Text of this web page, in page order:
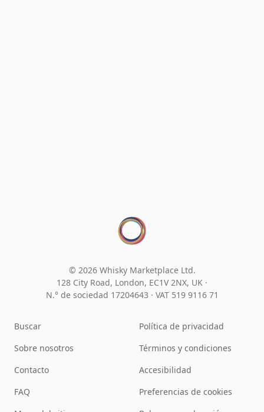
© 2026 Whisky Marketplace Ltd.
128 City Road, London, EC1V 2NX, UK ·
N.° de sociedad 17204643 · VAT 519 9116 71
Buscar
Sobre nosotros
Contacto
FAQ
Política de privacidad
Términos y condiciones
Accesibilidad
Preferencias de cookies